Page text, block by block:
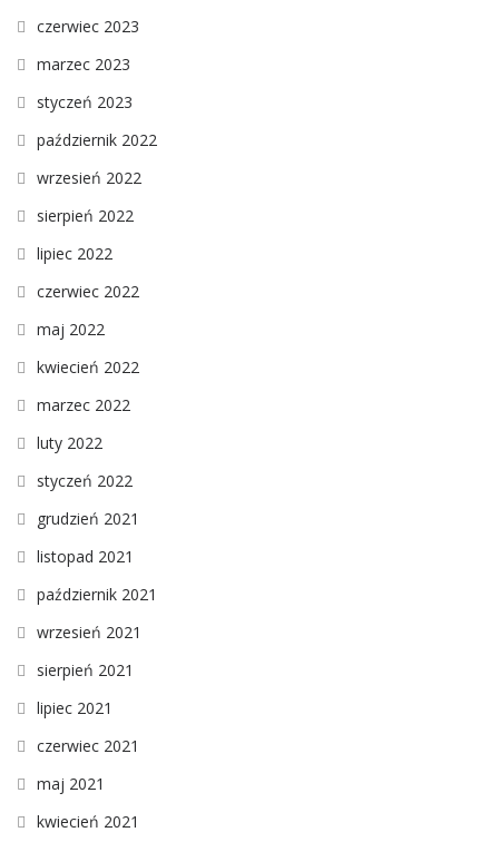
czerwiec 2023
marzec 2023
styczeń 2023
październik 2022
wrzesień 2022
sierpień 2022
lipiec 2022
czerwiec 2022
maj 2022
kwiecień 2022
marzec 2022
luty 2022
styczeń 2022
grudzień 2021
listopad 2021
październik 2021
wrzesień 2021
sierpień 2021
lipiec 2021
czerwiec 2021
maj 2021
kwiecień 2021